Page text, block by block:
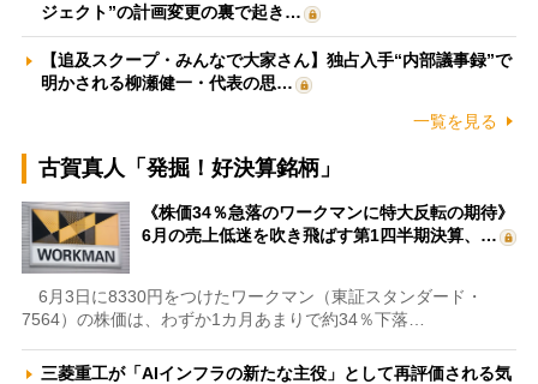
ジェクト”の計画変更の裏で起き…
【追及スクープ・みんなで大家さん】独占入手“内部議事録”で
明かされる柳瀬健一・代表の思…
一覧を見る
古賀真人「発掘！好決算銘柄」
《株価34％急落のワークマンに特大反転の期待》
6月の売上低迷を吹き飛ばす第1四半期決算、…
6月3日に8330円をつけたワークマン（東証スタンダード・
7564）の株価は、わずか1カ月あまりで約34％下落…
三菱重工が「AIインフラの新たな主役」として再評価される気